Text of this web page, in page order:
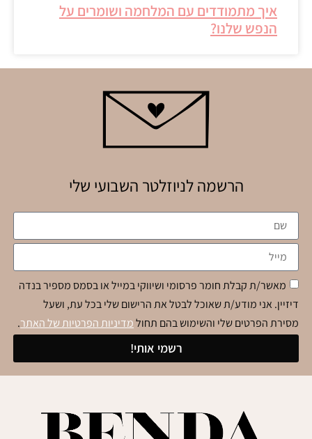
איך מתמודדים עם המלחמה ושומרים על
הנפש שלנו?
הרשמה לניוזלטר השבועי שלי
מאשר/ת קבלת חומר פרסומי ושיווקי במייל או בסמס מספיר בנדה
דיזיין. אני מודע/ת שאוכל לבטל את הרישום שלי בכל עת, ושעל
מסירת הפרטים שלי והשימוש בהם תחולמדיניות הפרטיות של האתר.
רשמי אותי!